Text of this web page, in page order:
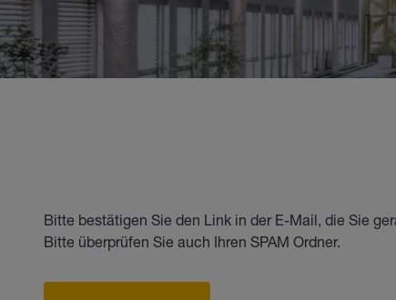
Bitte bestätigen Sie den Link in der E-Mail, die Sie
Bitte überprüfen Sie auch Ihren SPAM Ordner.